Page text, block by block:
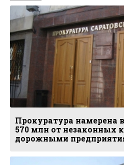
Прокуратура намерена
570 млн от незаконных
дорожными